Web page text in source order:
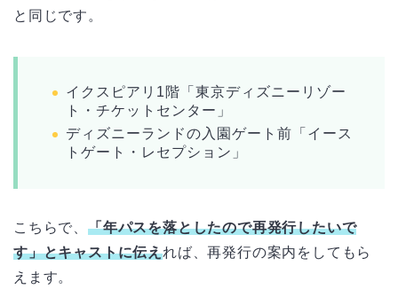
と同じです。
イクスピアリ1階「東京ディズニーリゾー
ト・チケットセンター」
ディズニーランドの入園ゲート前「イース
トゲート・レセプション」
こちらで、 「年パスを落としたので再発行したいで
す」とキャストに伝えれば、再発行の案内をしてもら
えます。